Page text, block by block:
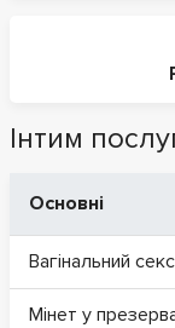
Інтим
Основні
Вагінальний секс
Мінет у